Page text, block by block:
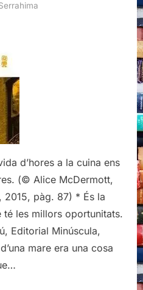
d’hores a la cuina ens
(© Alice McDermott,
2015, pàg. 87) * És la
les millors oportunitats.
Editorial Minúscula,
mare era una cosa